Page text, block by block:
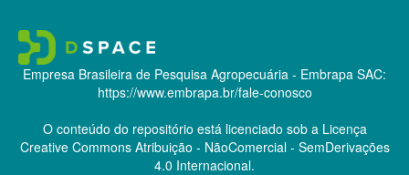
Empresa Brasileira de Pesquisa Agropecuária - Embrapa SAC:
https://www.embrapa.br/fale-conosco
O conteúdo do repositório está licenciado sob a Licença
Creative CommonsAtribuição - NãoComercial - SemDerivações
4.0 Internacional.